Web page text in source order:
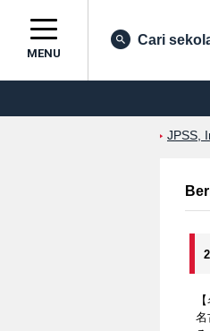
MENU
Cari
JPSS,
名